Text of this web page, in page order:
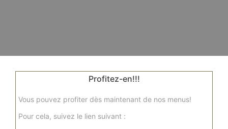
Profitez-en!!!
Vous pouvez profiter dès maintenant de nos menus!
Pour cela, suivez le lien suivant :